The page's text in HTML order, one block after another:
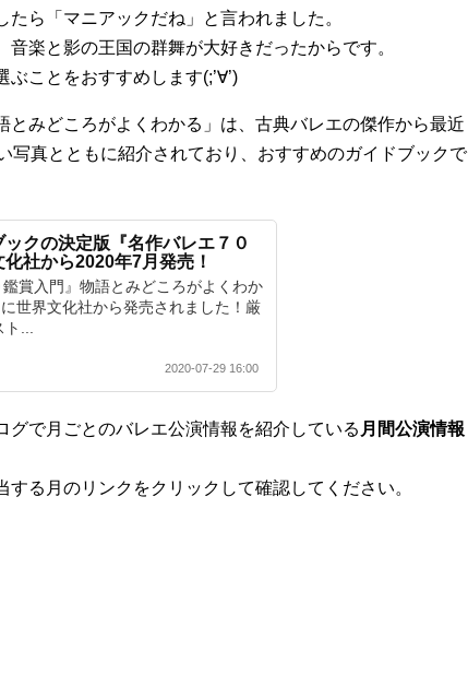
ら「マニアックだね」と言われました。
楽と影の王国の群舞が大好きだったからです。
ことをおすすめします(;’∀’)
とみどころがよくわかる」は、古典バレエの傑作から最近
写真とともに紹介されており、おすすめのガイドブックで
ックの決定版『名作バレエ７０
社から2020年7月発売！
鑑賞入門』物語とみどころがよくわか
世界文化社から発売されました！厳
...
2020-07-29 16:00
グで月ごとのバレエ公演情報を紹介している 月間公演情報
する月のリンクをクリックして確認してください。